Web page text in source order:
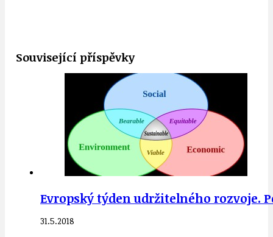
Související příspěvky
Evropský týden udržitelného rozvoje.
31.5.2018